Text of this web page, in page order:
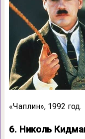
«Чаплин», 1992 год.
6. Николь